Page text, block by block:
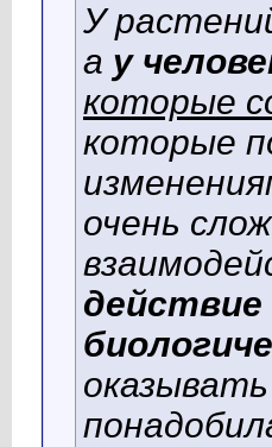
У
а у
которые
которые
очень